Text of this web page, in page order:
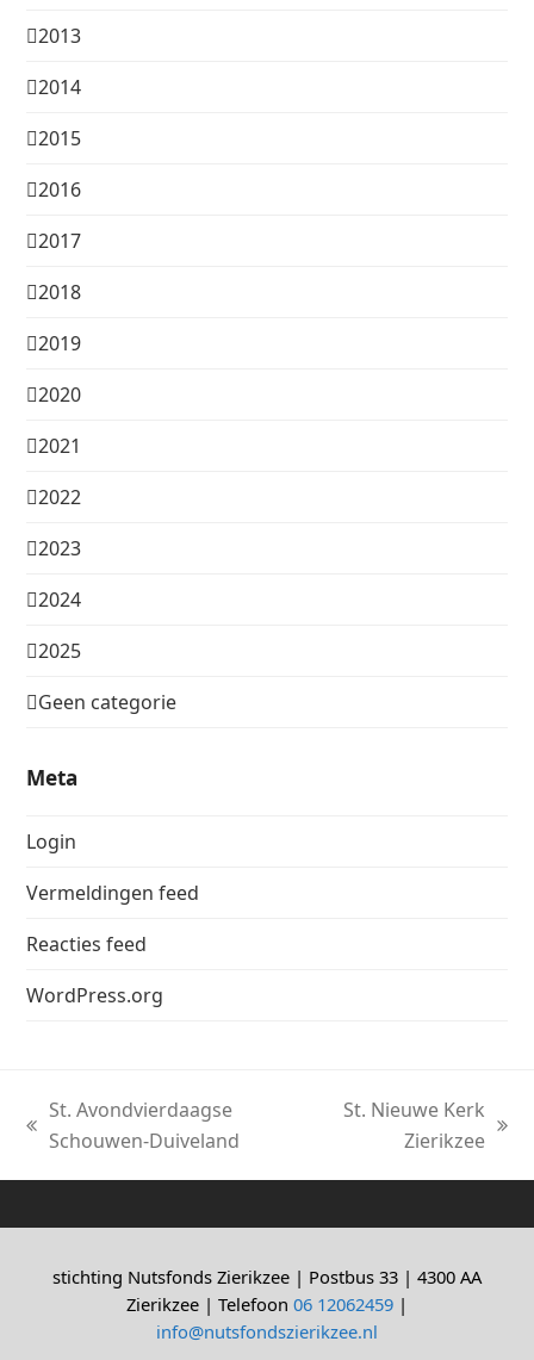
2013
2014
2015
2016
2017
2018
2019
2020
2021
2022
2023
2024
2025
Geen categorie
Meta
Login
Vermeldingen feed
Reacties feed
WordPress.org
previous
St. Avondvierdaagse
Schouwen-Duiveland
St. Nieuwe Kerk
Zierikzee
stichting Nutsfonds Zierikzee | Postbus 33 | 4300 AA
Zierikzee | Telefoon 06 12062459 |
info@nutsfondszierikzee.nl